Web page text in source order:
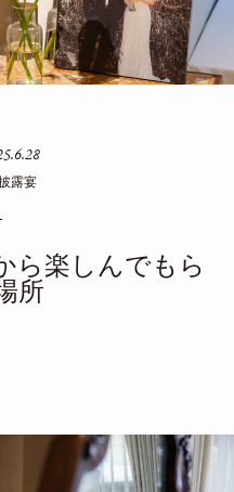
露宴
ら楽しんでもら
所